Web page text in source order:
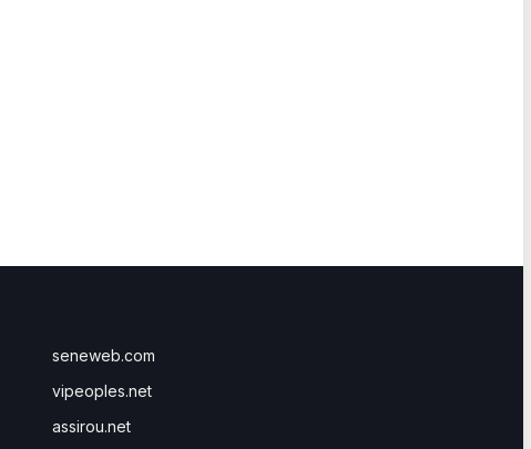
seneweb.com
vipeoples.net
assirou.net